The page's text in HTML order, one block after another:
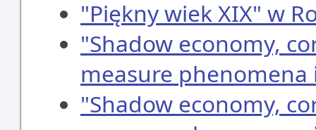
"Piękny wiek XIX" w
"Shadow economy,
measure phenomena
"Shadow economy,